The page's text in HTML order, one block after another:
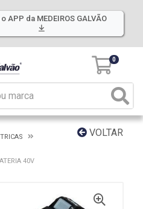
APP da MEDEIROS GALVÃO
0
VOLTAR
40V